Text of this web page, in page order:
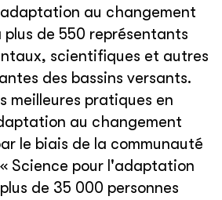
au changement
de 550 représentants
scientifiques et autres
des bassins versants.
meilleures pratiques en
au changement
le biais de la communauté
Science pour l'adaptation
de 35 000 personnes